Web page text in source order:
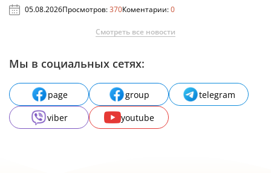
05.08.2026Просмотров:370Коментарии:0
Смотреть все новости
Мы в социальных сетях:
page group
telegram
viber
youtube